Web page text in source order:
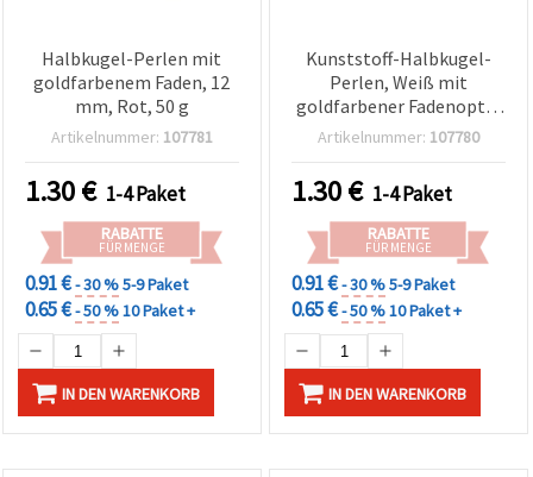
Halbkugel-Perlen mit
goldfarbenem Faden, 12
mm, Rot, 50 g
Artikelnummer: 107781
1.30€ 1-4 Paket
RABATTE
FÜR MENGE
0.91 €- 30 %5-9 Paket
0.65 €- 50 %10 Paket +
IN DEN WARENKORB
Kunststoff-Halbkugel-
Perlen, Weiß mit
goldfarbener Fadenoptik
(Goldfarbe), 12 mm – 50 g
Schmuckherstellung,
Dekorationen, Basteln &
DIY-Projekte
Artikelnummer: 107780
1.30€ 1-4 Paket
RABATTE
FÜR MENGE
0.91 €- 30 %5-9 Paket
0.65 €- 50 %10 Paket +
IN DEN WARENKORB